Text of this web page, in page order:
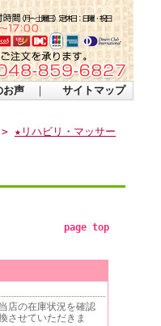
お声 ｜ サイトマップ
> ★リハビリ・マッサー
page top
店の在庫状況を確認
させていただきま